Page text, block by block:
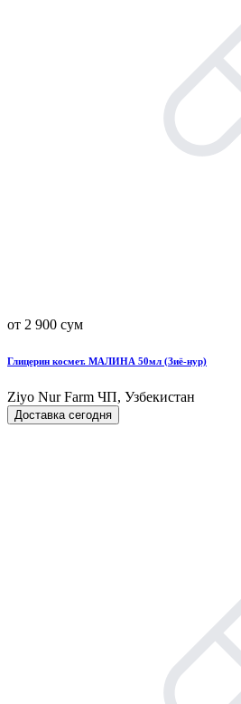
от 2 900 сум
Глицерин космет. МАЛИНА 50мл (Зиё-нур)
Ziyo Nur Farm ЧП, Узбекистан
Доставка сегодня